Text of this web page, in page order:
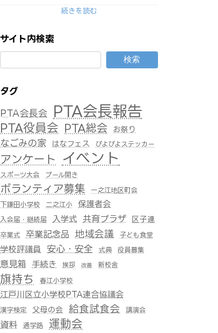
続きを読む
サイト内検索
検索
タグ
PTA会長会 PTA会長報告
PTA役員会 PTA総会 お祭り
なごみの家 はなフェス ぴよぴよステッカー
アンケート イベント
スポーツ大会 プール開き
ボランティア募集
一之江地区町会
下鎌田小学校
二之江小 保護者会
入会届・継続届 入学式 共育プラザ 区子連
卒業式 卒業記念品 地域会議 子ども食堂
学校評議員 安心・安全 式典 役員募集
意見箱 手続き 挨拶 改善 新校舎
旗持ち 春江小学校
江戸川区立小学校PTA連合協議会
漢字検定 父母の会 給食試食会 講演会
資料 通学路 運動会